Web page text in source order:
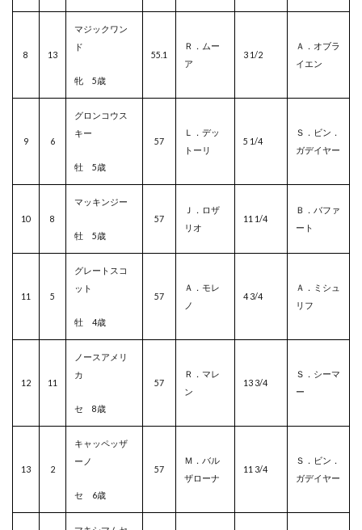
8 13
マジックワン
ド
牝 5歳
55.1
Ｒ．ムー
ア
3 1/2
Ａ．オブラ
イエン
9 6
グロンコウス
キー
牡 5歳
57
Ｌ．デッ
トーリ
5 1/4
Ｓ．ビン．
ガデイヤー
10 8
マッキンジー
牡 5歳
57
Ｊ．ロザ
リオ
11 1/4
Ｂ．バファ
ート
11 5
グレートスコ
ット
牡 4歳
57
Ａ．モレ
ノ
4 3/4
Ａ．ミシュ
リフ
12 11
ノースアメリ
カ
セ 8歳
57
Ｒ．マレ
ン
13 3/4
Ｓ．シーマ
ー
13 2
キャッペッザ
ーノ
セ 6歳
57
Ｍ．バル
ザローナ
11 3/4
Ｓ．ビン．
ガデイヤー